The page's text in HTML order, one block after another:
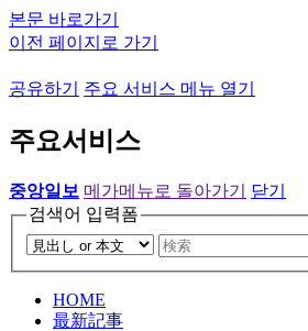
본문 바로가기
이전 페이지로 가기
공유하기 주요 서비스 메뉴 열기
주요서비스
중앙일보 메가메뉴로 돌아가기
닫기
검색어 입력폼
HOME
最新記事